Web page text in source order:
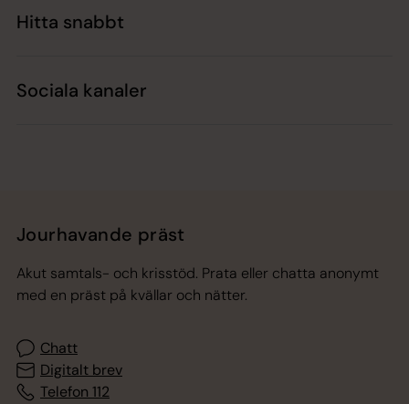
Hitta snabbt
Sociala kanaler
Jourhavande präst
Akut samtals- och krisstöd. Prata eller chatta anonymt
med en präst på kvällar och nätter.
Chatt
Digitalt brev
Telefon 112